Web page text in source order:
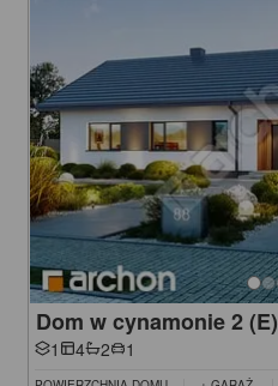
Dom w cynamonie 2 (E)
1 4 2 1